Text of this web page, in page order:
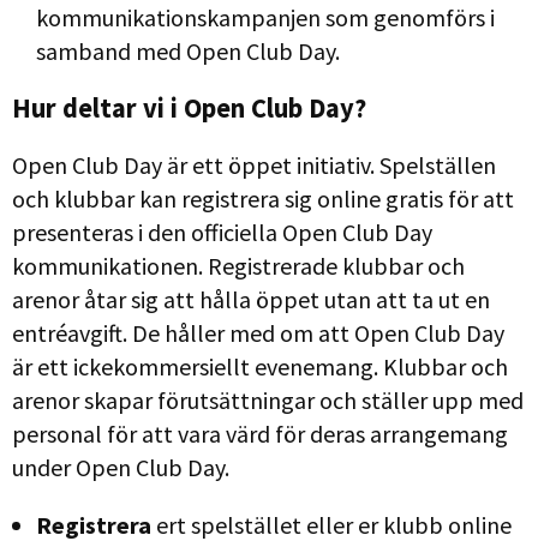
kommunikationskampanjen som genomförs i
samband med Open Club Day.
Hur deltar vi i Open Club Day?
Open Club Day är ett öppet initiativ. Spelställen
och klubbar kan registrera sig online gratis för att
presenteras i den officiella Open Club Day
kommunikationen. Registrerade klubbar och
arenor åtar sig att hålla öppet utan att ta ut en
entréavgift. De håller med om att Open Club Day
är ett ickekommersiellt evenemang. Klubbar och
arenor skapar förutsättningar och ställer upp med
personal för att vara värd för deras arrangemang
under Open Club Day.
Registrera ert spelstället eller er klubb online